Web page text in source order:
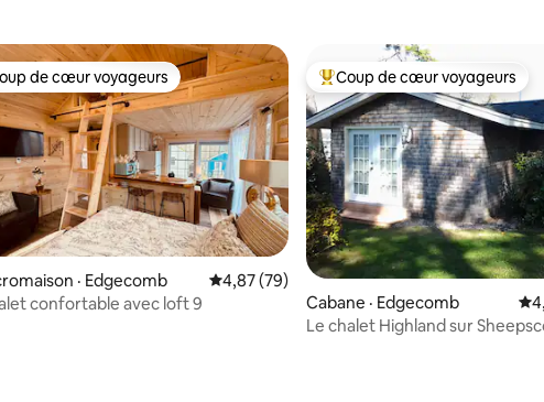
4,98 sur 5, 110 commentaires
de cœur voyageurs
de cœur voyageurs
· Edgecomb Note moyenne de 4,87 sur 5, 79
4,87 (79)
confortable avec loft 9
Coup de cœur voyageurs
Coup de cœur voyageurs
Cabane · Edgecomb
Le chalet Highland sur